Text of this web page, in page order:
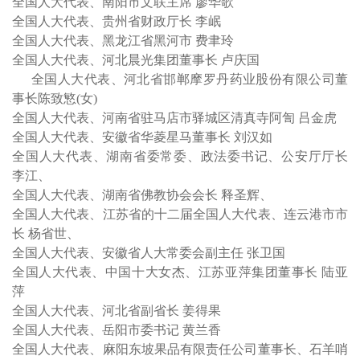
全国人大代表、贵州省财政厅长 李岷
全国人大代表、黑龙江省黑河市 费聿玲
全国人大代表、河北晨光集团董事长 卢庆国
全国人大代表、河北省邯郸摩罗丹药业股份有限公司董
事长陈致慜(女)
全国人大代表、河南省驻马店市驿城区清真寺阿訇 吕金虎
全国人大代表、安徽省华菱星马董事长 刘汉如
全国人大代表、湖南省委常委、政法委书记、公安厅厅长
李江、
全国人大代表、湖南省佛教协会会长 释圣辉、
全国人大代表、江苏省的十二届全国人大代表、连云港市市
长 杨省世、
全国人大代表、安徽省人大常委会副主任 张卫国
全国人大代表、中国十大女杰、江苏亚萍集团董事长 陆亚
萍
全国人大代表、河北省副省长 姜得果
全国人大代表、岳阳市委书记 黄兰香
全国人大代表、麻阳东坡果品有限责任公司董事长、石羊哨